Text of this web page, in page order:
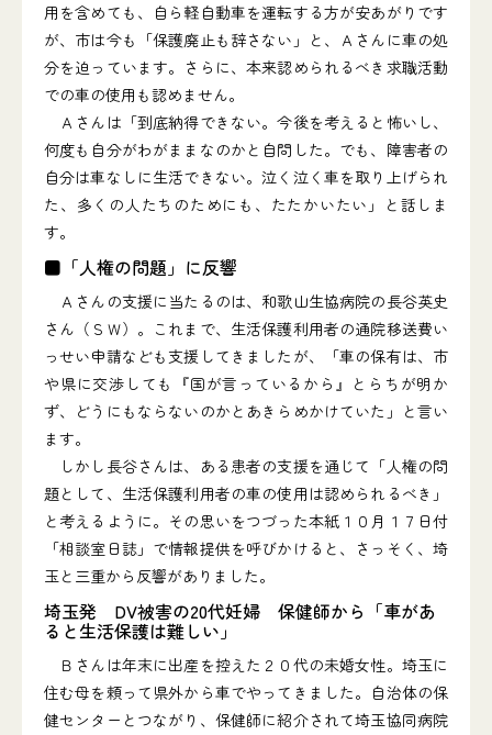
用を含めても、自ら軽自動車を運転する方が安あがりです
が、市は今も「保護廃止も辞さない」と、Ａさんに車の処
分を迫っています。さらに、本来認められるべき求職活動
での車の使用も認めません。
Ａさんは「到底納得できない。今後を考えると怖いし、
何度も自分がわがままなのかと自問した。でも、障害者の
自分は車なしに生活できない。泣く泣く車を取り上げられ
た、多くの人たちのためにも、たたかいたい」と話しま
す。
■「人権の問題」に反響
Ａさんの支援に当たるのは、和歌山生協病院の長谷英史
さん（ＳＷ）。これまで、生活保護利用者の通院移送費い
っせい申請なども支援してきましたが、「車の保有は、市
や県に交渉しても『国が言っているから』とらちが明か
ず、どうにもならないのかとあきらめかけていた」と言い
ます。
しかし長谷さんは、ある患者の支援を通じて「人権の問
題として、生活保護利用者の車の使用は認められるべき」
と考えるように。その思いをつづった本紙１０月１７日付
「相談室日誌」で情報提供を呼びかけると、さっそく、埼
玉と三重から反響がありました。
埼玉発 DV被害の20代妊婦 保健師から「車があ
ると生活保護は難しい」
Ｂさんは年末に出産を控えた２０代の未婚女性。埼玉に
住む母を頼って県外から車でやってきました。自治体の保
健センターとつながり、保健師に紹介されて埼玉協同病院